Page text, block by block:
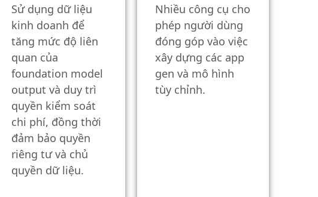
Sử dụng dữ liệu
kinh doanh để
tăng mức độ liên
quan của
foundation model
output và duy trì
quyền kiểm soát
chi phí, đồng thời
đảm bảo quyền
riêng tư và chủ
quyền dữ liệu.
Nhiều công cụ cho
phép người dùng
đóng góp vào việc
xây dựng các app
gen và mô hình
tùy chỉnh.